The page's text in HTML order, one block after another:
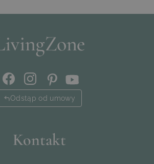
Odstąp od umowy
Kontakt